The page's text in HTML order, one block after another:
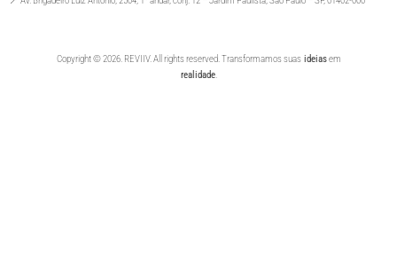
Copyright © 2026. REVIIV. All rights reserved. Transformamos suasideiasem
realidade.